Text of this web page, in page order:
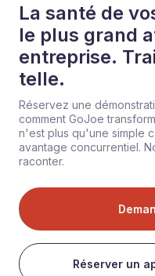
La santé de
le plus grand
entreprise.
telle.
Réservez une
comment GoJoe
n'est plus qu'une simple
avantage concurrentiel.
raconter.
Réserver un